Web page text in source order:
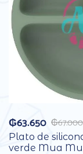
₲67.000
₲63.650
Plato de
verde Mua